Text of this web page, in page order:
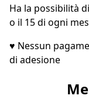
Quando mi sarà
Ha la possibilità
o il 15 di ogni
♥ Nessun
di adesione